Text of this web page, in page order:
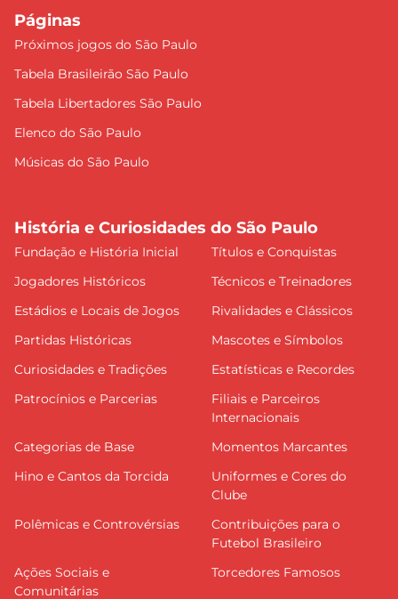
Páginas
Próximos jogos do São Paulo
Tabela Brasileirão São Paulo
Tabela Libertadores São Paulo
Elenco do São Paulo
Músicas do São Paulo
História e Curiosidades do São Paulo
Fundação e História Inicial
Títulos e Conquistas
Jogadores Históricos
Técnicos e Treinadores
Estádios e Locais de Jogos
Rivalidades e Clássicos
Partidas Históricas
Mascotes e Símbolos
Curiosidades e Tradições
Estatísticas e Recordes
Patrocínios e Parcerias
Filiais e Parceiros
Internacionais
Categorias de Base
Momentos Marcantes
Hino e Cantos da Torcida
Uniformes e Cores do
Clube
Polêmicas e Controvérsias
Contribuições para o
Futebol Brasileiro
Ações Sociais e
Comunitárias
Torcedores Famosos